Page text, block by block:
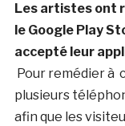
Les artistes ont
le Google Play
accepté leur
Pour remédier à
plusieurs
afin que les